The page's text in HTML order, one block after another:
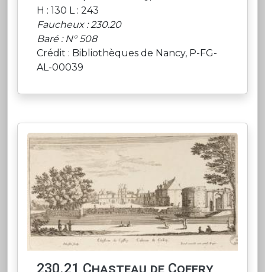
H : 130 L : 243
Faucheux : 230.20
Baré : N° 508
Crédit : Bibliothèques de Nancy, P-FG-
AL-00039
230.21 Chasteau de Coffry